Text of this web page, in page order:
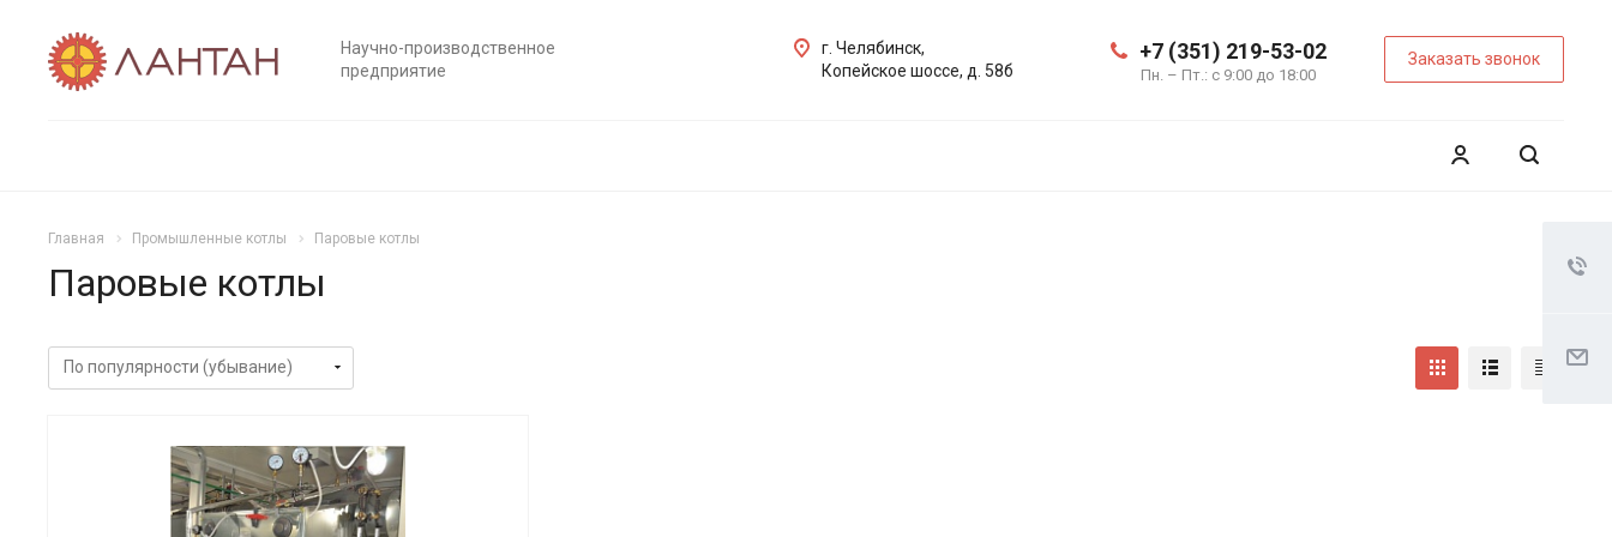
Научно-производственное
предприятие
+7 (351) 219-53-02
Пн. – Пт.: с 9:00 до 18:00
Заказать звонок
г. Челябинск,
Копейское шоссе, д. 58б
Главная Промышленные котлы Паровые котлы
Паровые котлы